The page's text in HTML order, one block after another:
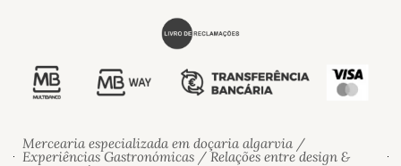
Mercearia especializada em doçaria algarvia /
Experiências Gastronómicas / Relações entre design &